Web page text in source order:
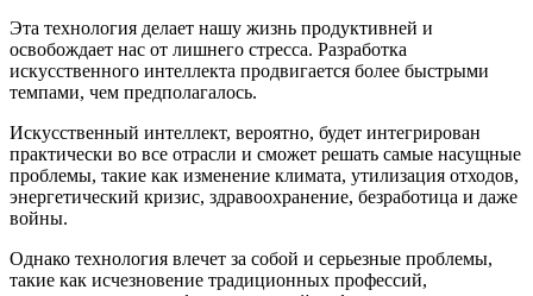
Эта технология делает нашу жизнь продуктивней и
освобождает нас от лишнего стресса. Разработка
искусственного интеллекта продвигается более быстрыми
темпами, чем предполагалось.
Искусственный интеллект, вероятно, будет интегрирован
практически во все отрасли и сможет решать самые насущные
проблемы, такие как изменение климата, утилизация отходов,
энергетический кризис, здравоохранение, безработица и даже
войны.
Однако технология влечет за собой и серьезные проблемы,
такие как исчезновение традиционных профессий,